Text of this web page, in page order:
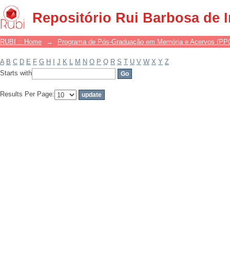
Repositório Rui Barbosa de
Filter by: Subject
RUBI :: Home → Programa de Pós-Graduação em Memória e Acervos
A B C D E F G H J K L M N O P Q R S T U V W X Y Z
Starts with
Results Per Page: